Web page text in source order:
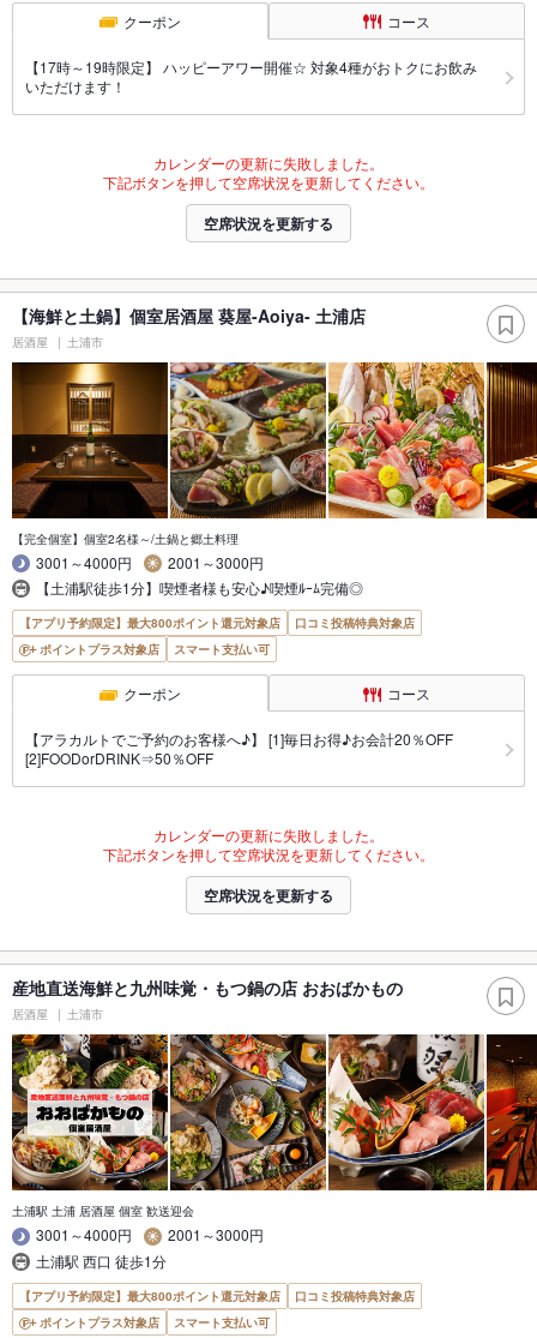
クーポン コース
【17時～19時限定】 ハッピーアワー開催☆ 対象4種がおトクにお飲み
いただけます！
カレンダーの更新に失敗しました。
下記ボタンを押して空席状況を更新してください。
空席状況を更新する
【海鮮と土鍋】個室居酒屋 葵屋-Aoiya- 土浦店
居酒屋 土浦市
【完全個室】個室2名様～/土鍋と郷土料理
3001～4000円
2001～3000円
【土浦駅徒歩1分】喫煙者様も安心♪喫煙ﾙｰﾑ完備◎
【アプリ予約限定】最大800ポイント還元対象店
口コミ投稿特典対象店
ポイントプラス対象店
スマート支払い可
クーポン コース
【アラカルトでご予約のお客様へ♪】 [1]毎日お得♪お会計20％OFF
[2]FOODorDRINK⇒50％OFF
カレンダーの更新に失敗しました。
下記ボタンを押して空席状況を更新してください。
空席状況を更新する
産地直送海鮮と九州味覚・もつ鍋の店 おおばかもの
居酒屋 土浦市
土浦駅 土浦 居酒屋 個室 歓送迎会
3001～4000円
2001～3000円
土浦駅 西口 徒歩1分
【アプリ予約限定】最大800ポイント還元対象店
口コミ投稿特典対象店
ポイントプラス対象店
スマート支払い可